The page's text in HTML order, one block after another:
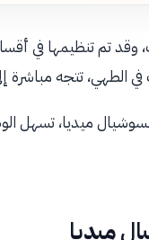
تم تنظيمها في
تتجه مباشرة
ميديا، تسهل
ميديا